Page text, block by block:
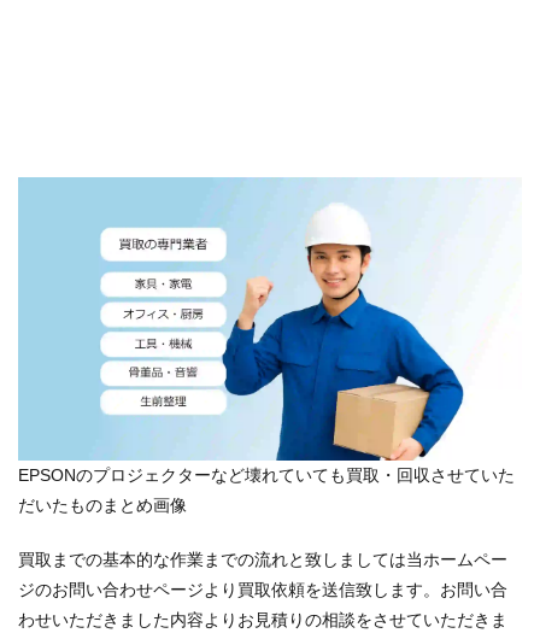
EPSONのプロジェクターなど壊れていても買取・回収させていた
だいたものまとめ画像
買取までの基本的な作業までの流れと致しましては当ホームペー
ジのお問い合わせページより買取依頼を送信致します。お問い合
わせいただきました内容よりお見積りの相談をさせていただきま